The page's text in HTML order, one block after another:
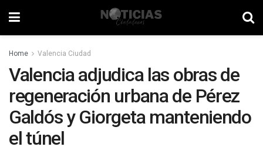
Home Valencia Ciudad
Valencia adjudica las obras de
regeneración urbana de Pérez
Galdós y Giorgeta manteniendo
el túnel